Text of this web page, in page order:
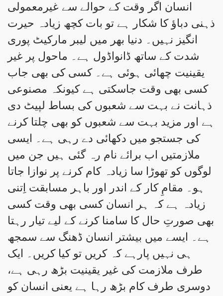
انسان اگر وقت کے حوالے سے غیرمعمولی
ذہنی دباؤ کا شکار ہے تو بات کچھ زیادہ حیرت
انگیز نہیں۔ دنیا بھر میں لیبر مارکیٹ پوری
شدت کے ساتھ ڈانواڈول ہے۔ ماحول پر غیر
یقینیت چھائی ہوئی ہے۔ کسی کی بھی جاب
کسی بھی وقت جاسکتی ہے کیونکہ مصنوعی
ذہانت نے بہت سے شعبوں کی بساط لپیٹ دی
ہے اور مزید بہت سے شعبوں کو بھی چلتا کرنے
کی جستجو میں دکھائی دے رہی ہے۔ ایسی
ملازمتیں اب برائے نام رہ گئی ہیں جن میں
لوگوں کو تھوڑا سا زیادہ کام کرنے پر نوازا جاتا
ہو۔ مقامِ کار کے اندر اور باہر مسابقت اِتنی
زیادہ ہے کہ ہر انسان کسی بھی وقت کسی
بھی صورتِ حال کا سامنا کرنے کے لیے تیار رہتا
ہے۔ ایسے میں بیشتر انسان ڈھنگ سے سمجھ
ہی نہیں پارہے کہ کریں تو کیا کریں۔ ایک
طرف ملازمت کی غیر یقینیت بڑھ رہی ہے،
دوسری طرف کام بڑھ رہا ہے یعنی انسان کو